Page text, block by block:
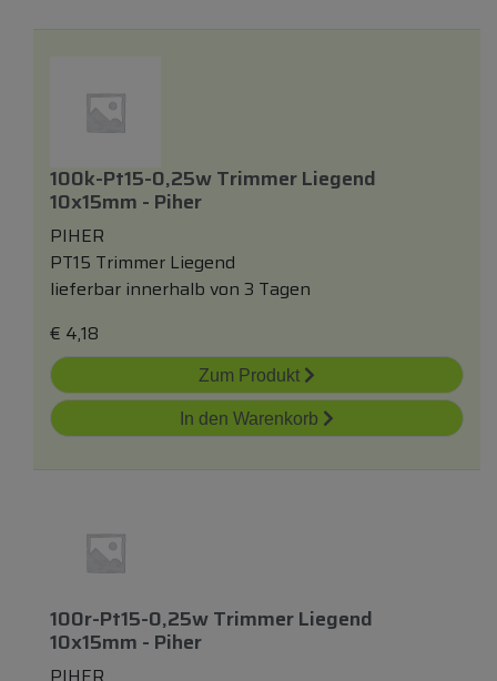
100k-Pt15-0,25w Trimmer Liegend
10x15mm - Piher
PIHER
PT15 Trimmer Liegend
lieferbar innerhalb von 3 Tagen
€ 4,18
Zum Produkt
In den Warenkorb
100r-Pt15-0,25w Trimmer Liegend
10x15mm - Piher